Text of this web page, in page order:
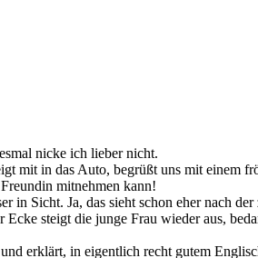
nicke ich lieber nicht.
mit in das Auto, begrüßt uns mit einem
mitnehmen kann!
Sicht. Ja, das sieht schon eher nach
steigt die junge Frau wieder aus,
erklärt, in eigentlich recht gutem